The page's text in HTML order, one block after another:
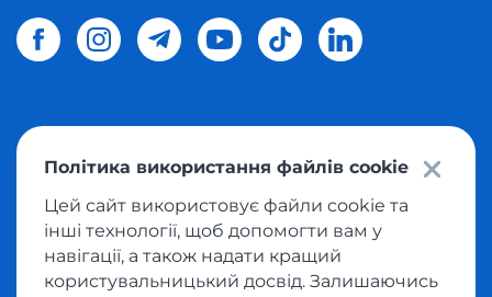
магазинів світу в Україну.Всі права захищені
Політика конфіденційності
Публічна оферта
Політика використання файлів cookie
Цей сайт використовує файли cookie та
інші технології, щоб допомогти вам у
навігації, а також надати кращий
користувальницький досвід. Залишаючись